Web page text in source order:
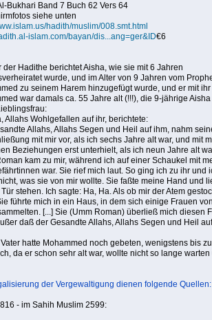
Bukhari Band 7 Buch 62 Vers 64
siehe unten
hadith/muslim/008.smt.html
islam.com/bayan/dis...ang=ger&ID€6
der Hadithe berichtet Aisha, wie sie mit 6 Jahren
wurde, und im Alter von 9 Jahren vom
zu seinem Harem hinzugefügt wurde, und er mit
war damals ca. 55 Jahre alt (!!!), die 9-jährige
Allahs Wohlgefallen auf ihr, berichtete:
Allahs, Allahs Segen und Heil auf ihm, nahm
mit mir vor, als ich sechs Jahre alt war, und mit
Beziehungen erst unterhielt, als ich neun Jahre alt
kam zu mir, während ich auf einer Schaukel mit
war. Sie rief mich laut. So ging ich zu ihr und
was sie von mir wollte. Sie faßte meine Hand und
stehen. Ich sagte: Ha, Ha. Als ob mir der Atem
führte mich in ein Haus, in dem sich einige Frauen
[...] Sie (Umm Roman) überließ mich
daß der Gesandte Allahs, Allahs Segen und Heil
hatte Mohammed noch gebeten, wenigstens bis
da er schon sehr alt war, wollte nicht so lange
der Vergewaltigung dienen folgende Quellen:
- im Sahih Muslim 2599: